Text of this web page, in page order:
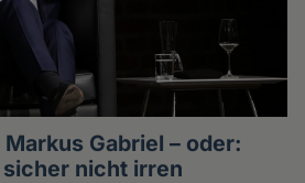
Gabriel – oder:
nicht irren